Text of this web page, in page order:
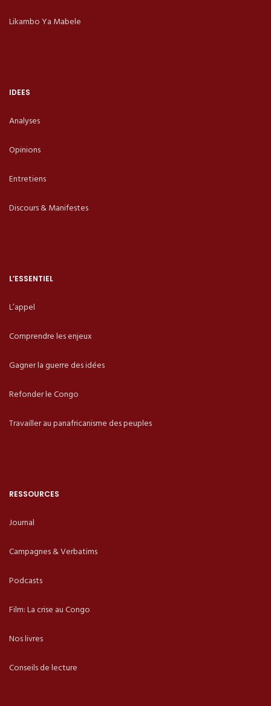
Likambo Ya Mabele
IDEES
Analyses
Opinions
Entretiens
Discours & Manifestes
L’ESSENTIEL
L’appel
Comprendre les enjeux
Gagner la guerre des idées
Refonder le Congo
Travailler au panafricanisme des peuples
RESSOURCES
Journal
Campagnes & Verbatims
Podcasts
Film: La crise au Congo
Nos livres
Conseils de lecture